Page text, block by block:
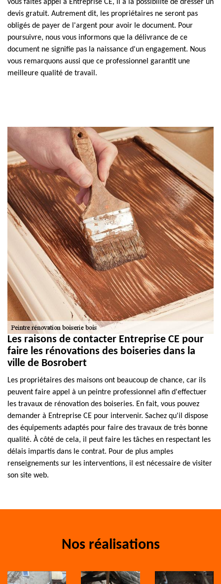
vous faites appel à Entreprise CE, il a la possibilité de dresser un
devis gratuit. Autrement dit, les propriétaires ne seront pas
obligés de payer de l'argent pour avoir le document. Pour
poursuivre, nous vous informons que la délivrance de ce
document ne signifie pas la naissance d'un engagement. Nous
vous remarquons aussi que ce professionnel garantit une
meilleure qualité de travail.
Les raisons de contacter Entreprise CE pour
faire les rénovations des boiseries dans la
ville de Bosrobert
Les propriétaires des maisons ont beaucoup de chance, car ils
peuvent faire appel à un peintre professionnel afin d'effectuer
les travaux de rénovation des boiseries. En fait, vous pouvez
demander à Entreprise CE pour intervenir. Sachez qu'il dispose
des équipements adaptés pour faire des travaux de très bonne
qualité. À côté de cela, il peut faire les tâches en respectant les
délais impartis dans le contrat. Pour de plus amples
renseignements sur les interventions, il est nécessaire de visiter
son site web.
Nos réalisations